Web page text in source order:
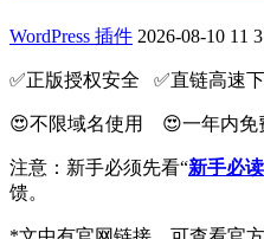
WordPress 插件 2026-08-10 11 3
✅️正版授权安全 ✅️直链高速
😍不限域名使用 😍一年内免
注意：新手必须先看“新手必读
馈。